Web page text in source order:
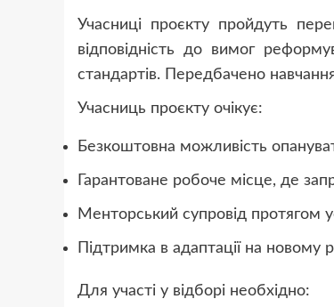
Учасниці проєкту пройдуть
відповідність до вимог
стандартів. Передбачено
Учасниць проєкту очікує:
Безкоштовна можливість
Гарантоване робоче місце, де
Менторський супровід протягом
Підтримка в адаптації на новому
Для участі у відборі необхідно: